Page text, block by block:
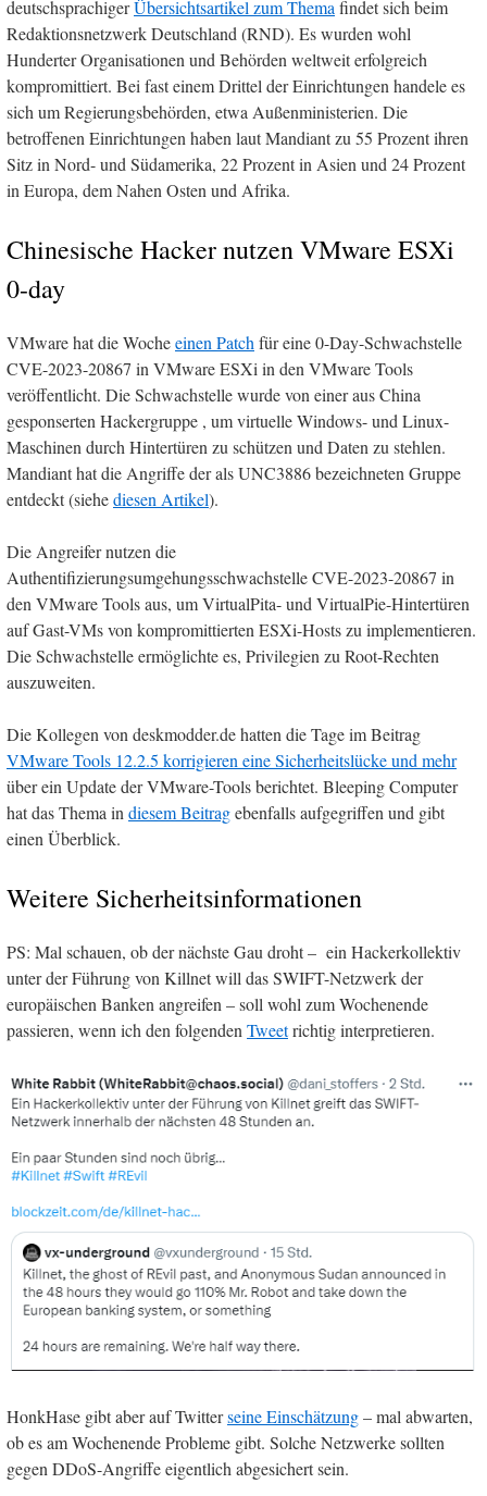
deutschsprachigerÜbersichtsartikel zum Thema findet sich beim
Redaktionsnetzwerk Deutschland (RND). Es wurden wohl
Hunderter Organisationen und Behörden weltweit erfolgreich
kompromittiert. Bei fast einem Drittel der Einrichtungen handele es
sich um Regierungsbehörden, etwa Außenministerien. Die
betroffenen Einrichtungen haben laut Mandiant zu 55 Prozent ihren
Sitz in Nord- und Südamerika, 22 Prozent in Asien und 24 Prozent
in Europa, dem Nahen Osten und Afrika.
Chinesische Hacker nutzen VMware ESXi
0-day
VMware hat die Wocheeinen Patch für eine 0-Day-Schwachstelle
CVE-2023-20867 in VMware ESXi in den VMware Tools
veröffentlicht. Die Schwachstelle wurde von einer aus China
gesponserten Hackergruppe , um virtuelle Windows- und Linux-
Maschinen durch Hintertüren zu schützen und Daten zu stehlen.
Mandiant hat die Angriffe der als UNC3886 bezeichneten Gruppe
entdeckt (siehediesen Artikel).
Die Angreifer nutzen die
Authentifizierungsumgehungsschwachstelle CVE-2023-20867 in
den VMware Tools aus, um VirtualPita- und VirtualPie-Hintertüren
auf Gast-VMs von kompromittierten ESXi-Hosts zu implementieren.
Die Schwachstelle ermöglichte es, Privilegien zu Root-Rechten
auszuweiten.
Die Kollegen von deskmodder.de hatten die Tage im Beitrag
VMware Tools 12.2.5 korrigieren eine Sicherheitslücke und mehr
über ein Update der VMware-Tools berichtet. Bleeping Computer
hat das Thema in diesem Beitragebenfalls aufgegriffen und gibt
einen Überblick.
Weitere Sicherheitsinformationen
PS: Mal schauen, ob der nächste Gau droht – ein Hackerkollektiv
unter der Führung von Killnet will das SWIFT-Netzwerk der
europäischen Banken angreifen – soll wohl zum Wochenende
passieren, wenn ich den folgenden Tweetrichtig interpretieren.
HonkHase gibt aber auf Twitterseine Einschätzung– mal abwarten,
ob es am Wochenende Probleme gibt. Solche Netzwerke sollten
gegen DDoS-Angriffe eigentlich abgesichert sein.